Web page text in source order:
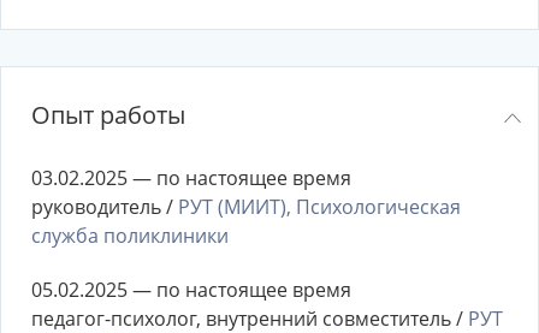
Опыт работы
03.02.2025 — по настоящее время
руководитель / РУТ (МИИТ), Психологическая
служба поликлиники
05.02.2025 — по настоящее время
педагог-психолог, внутренний совместитель / РУТ